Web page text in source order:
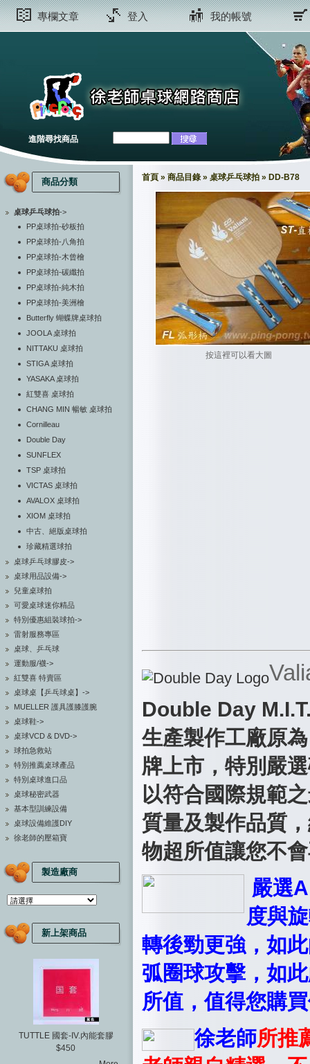
專欄文章 登入 我的帳號
進階尋找商品
商品分類
桌球乒乓球拍->
PP桌球拍-砂板拍
PP桌球拍-八角拍
PP桌球拍-木曾檜
PP桌球拍-碳纖拍
PP桌球拍-純木拍
PP桌球拍-美洲檜
Butterfly 蝴蝶牌桌球拍
JOOLA 桌球拍
NITTAKU 桌球拍
STIGA 桌球拍
YASAKA 桌球拍
紅雙喜 桌球拍
CHANG MIN 暢敏 桌球拍
Cornilleau
Double Day
SUNFLEX
TSP 桌球拍
VICTAS 桌球拍
AVALOX 桌球拍
XIOM 桌球拍
中古、絕版桌球拍
珍藏精選球拍
桌球乒乓球膠皮->
桌球用品設備->
兒童桌球拍
可愛桌球迷你精品
特別優惠組裝球拍->
雷射服務專區
桌球、乒乓球
運動服/襪->
紅雙喜 特賣區
桌球桌【乒乓球桌】->
MUELLER 護具護膝護腕
桌球鞋->
桌球VCD & DVD->
球拍急救站
特別推薦桌球產品
特別桌球進口品
桌球秘密武器
基本型訓練設備
桌球設備維護DIY
徐老師的壓箱寶
製造廠商
新上架商品
TUTTLE 國套-IV.內能套膠
$450
首頁 » 商品目錄» 桌球乒乓球拍 » DD-B78
按這裡可以看大圖
Double Day
生產製作工廠原
牌上市，特別 嚴
以符合國際規範
質量及製作品質
物超所值讓您不
嚴選
度與
轉後勁更強，如
弧圈球攻擊，如
所值，值得您購
徐老師所推